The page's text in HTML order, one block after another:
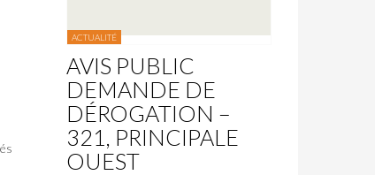
ACTUALITÉ
AVIS PUBLIC
DEMANDE DE
DÉROGATION –
321, PRINCIPALE
OUEST